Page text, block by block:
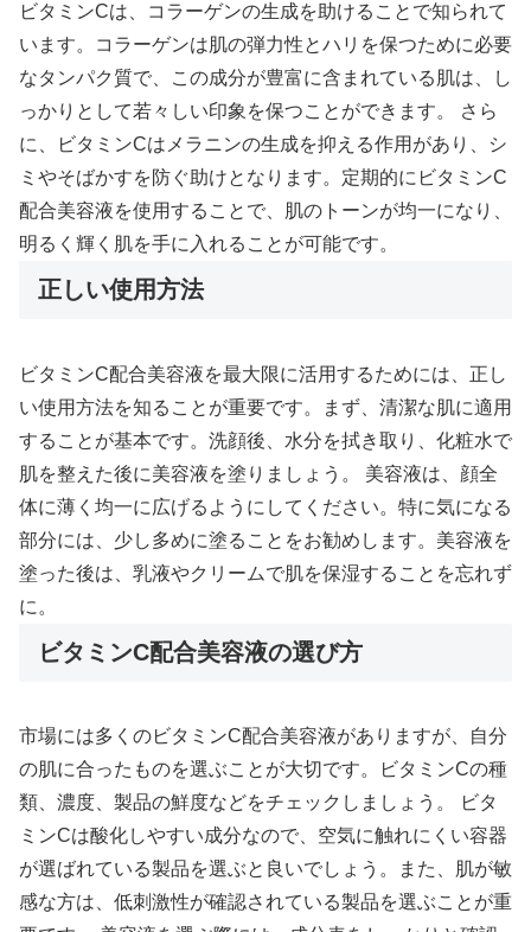
ビタミンCは、コラーゲンの生成を助けることで知られて
います。コラーゲンは肌の弾力性とハリを保つために必要
なタンパク質で、この成分が豊富に含まれている肌は、し
っかりとして若々しい印象を保つことができます。 さら
に、ビタミンCはメラニンの生成を抑える作用があり、シ
ミやそばかすを防ぐ助けとなります。定期的にビタミンC
配合美容液を使用することで、肌のトーンが均一になり、
明るく輝く肌を手に入れることが可能です。
正しい使用方法
ビタミンC配合美容液を最大限に活用するためには、正し
い使用方法を知ることが重要です。まず、清潔な肌に適用
することが基本です。洗顔後、水分を拭き取り、化粧水で
肌を整えた後に美容液を塗りましょう。 美容液は、顔全
体に薄く均一に広げるようにしてください。特に気になる
部分には、少し多めに塗ることをお勧めします。美容液を
塗った後は、乳液やクリームで肌を保湿することを忘れず
に。
ビタミンC配合美容液の選び方
市場には多くのビタミンC配合美容液がありますが、自分
の肌に合ったものを選ぶことが大切です。ビタミンCの種
類、濃度、製品の鮮度などをチェックしましょう。 ビタ
ミンCは酸化しやすい成分なので、空気に触れにくい容器
が選ばれている製品を選ぶと良いでしょう。また、肌が敏
感な方は、低刺激性が確認されている製品を選ぶことが重